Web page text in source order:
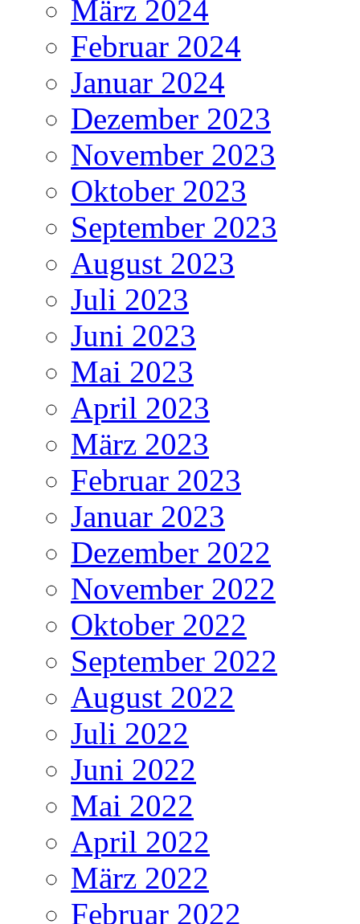
März 2024
Februar 2024
Januar 2024
Dezember 2023
November 2023
Oktober 2023
September 2023
August 2023
Juli 2023
Juni 2023
Mai 2023
April 2023
März 2023
Februar 2023
Januar 2023
Dezember 2022
November 2022
Oktober 2022
September 2022
August 2022
Juli 2022
Juni 2022
Mai 2022
April 2022
März 2022
Februar 2022